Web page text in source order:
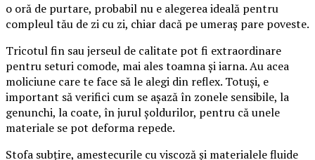
o oră de purtare, probabil nu e alegerea ideală pentru
compleul tău de zi cu zi, chiar dacă pe umeraș pare poveste.
Tricotul fin sau jerseul de calitate pot fi extraordinare
pentru seturi comode, mai ales toamna și iarna. Au acea
moliciune care te face să le alegi din reflex. Totuși, e
important să verifici cum se așază în zonele sensibile, la
genunchi, la coate, în jurul șoldurilor, pentru că unele
materiale se pot deforma repede.
Stofa subțire, amestecurile cu viscoză și materialele fluide